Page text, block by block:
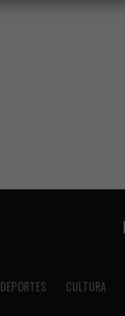
DEPORTES CULTURA